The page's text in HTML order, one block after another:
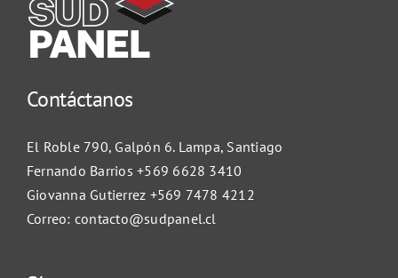
Contáctanos
El Roble 790, Galpón 6. Lampa, Santiago
Fernando Barrios+569 6628 3410
Giovanna Gutierrez +569 7478 4212
Correo: contacto@sudpanel.cl
Fernando Barrios
Disponible